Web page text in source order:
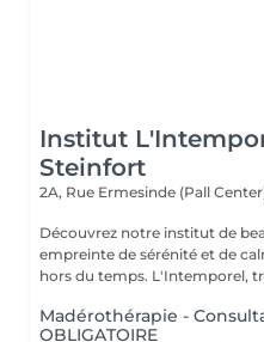
Institut
Steinfort
2A, Rue Ermesinde (Pall
Découvrez notre institut de
empreinte de sérénité et de
hors du temps.
Madérothérapie -
OBLIGATOIRE